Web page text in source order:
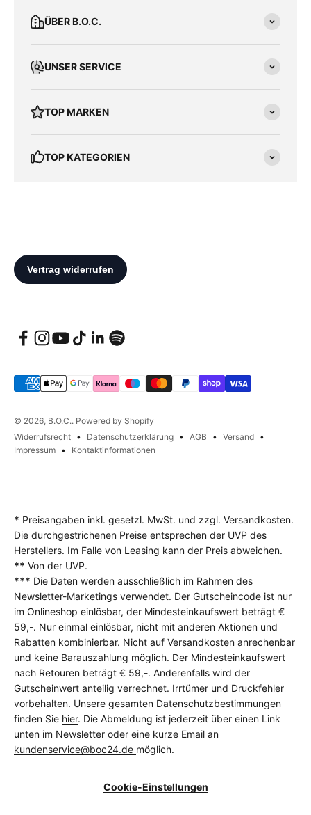
ÜBER B.O.C.
UNSER SERVICE
TOP MARKEN
TOP KATEGORIEN
© 2026, B.O.C.. Powered by Shopify
Widerrufsrecht
Datenschutzerklärung AGB
Versand
Impressum
Kontaktinformationen
* Preisangaben inkl. gesetzl. MwSt. und zzgl. Versandkosten.
Die durchgestrichenen Preise entsprechen der UVP des
Herstellers. Im Falle von Leasing kann der Preis abweichen.
** Von der UVP.
*** Die Daten werden ausschließlich im Rahmen des
Newsletter-Marketings verwendet. Der Gutscheincode ist nur
im Onlineshop einlösbar, der Mindesteinkaufswert beträgt €
59,-. Nur einmal einlösbar, nicht mit anderen Aktionen und
Rabatten kombinierbar. Nicht auf Versandkosten anrechenbar
und keine Barauszahlung möglich. Der Mindesteinkaufswert
nach Retouren beträgt € 59,-. Anderenfalls wird der
Gutscheinwert anteilig verrechnet. Irrtümer und Druckfehler
vorbehalten. Unsere gesamten Datenschutzbestimmungen
finden Sie hier. Die Abmeldung ist jederzeit über einen Link
unten im Newsletter oder eine kurze Email an
kundenservice@boc24.de möglich.
Cookie-Einstellungen